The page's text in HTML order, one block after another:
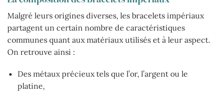
Malgré leurs origines diverses, les bracelets impériaux
partagent un certain nombre de caractéristiques
communes quant aux matériaux utilisés et à leur aspect.
On retrouve ainsi :
Des métaux précieux tels que l’or, l’argent ou le
platine,